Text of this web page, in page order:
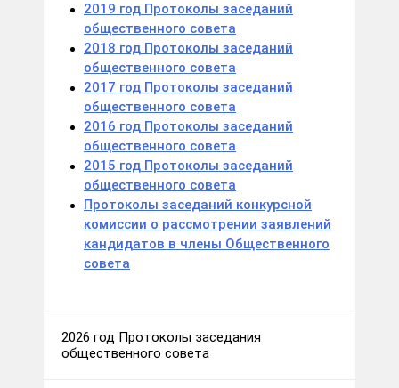
2019 год Протоколы заседаний
общественного совета
2018 год Протоколы заседаний
общественного совета
2017 год Протоколы заседаний
общественного совета
2016 год Протоколы заседаний
общественного совета
2015 год Протоколы заседаний
общественного совета
Протоколы заседаний конкурсной
комиссии о рассмотрении заявлений
кандидатов в члены Общественного
совета
2026 год Протоколы заседания
общественного совета